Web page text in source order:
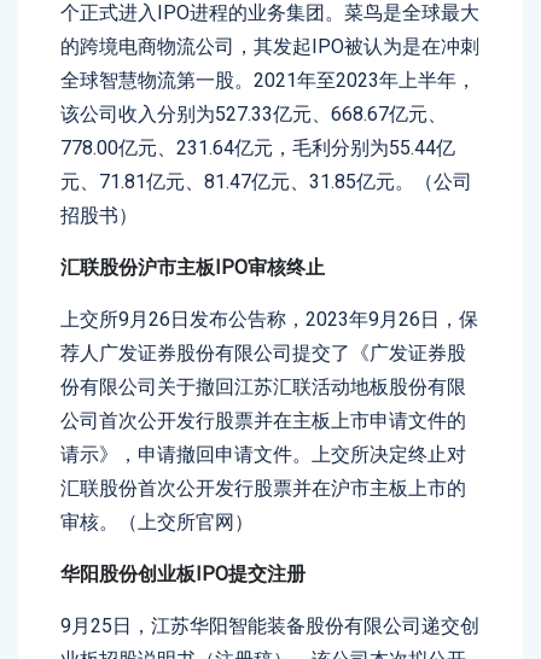
个正式进入IPO进程的业务集团。菜鸟是全球最大
的跨境电商物流公司，其发起IPO被认为是在冲刺
全球智慧物流第一股。2021年至2023年上半年，
该公司收入分别为527.33亿元、668.67亿元、
778.00亿元、231.64亿元，毛利分别为55.44亿
元、71.81亿元、81.47亿元、31.85亿元。（公司
招股书）
汇联股份沪市主板IPO审核终止
上交所9月26日发布公告称，2023年9月26日，保
荐人广发证券股份有限公司提交了《广发证券股
份有限公司关于撤回江苏汇联活动地板股份有限
公司首次公开发行股票并在主板上市申请文件的
请示》，申请撤回申请文件。上交所决定终止对
汇联股份首次公开发行股票并在沪市主板上市的
审核。（上交所官网）
华阳股份创业板IPO提交注册
9月25日，江苏华阳智能装备股份有限公司递交创